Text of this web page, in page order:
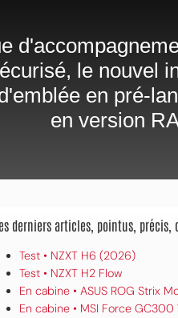
derniers articles, pointus, précis,
Test • NZXT H6 (2026)
Test • NZXT H2 Flow
En cabine • ASUS ROG Strix
En cabine • MSI Force GC300